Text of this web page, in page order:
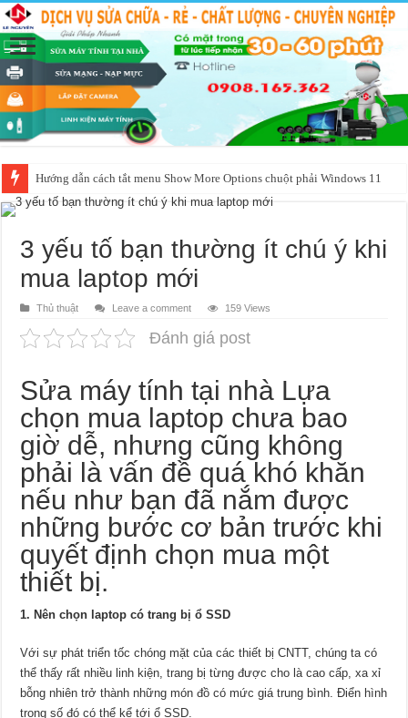
Hướng dẫn cách tắt menu Show More Options chuột phải Windows 11
3 yếu tố bạn thường ít chú ý khi
mua laptop mới
Thủ thuật Leave a comment 159 Views
Đánh giá post
Sửa máy tính tại nhà Lựa
chọn mua laptop chưa bao
giờ dễ, nhưng cũng không
phải là vấn đề quá khó khăn
nếu như bạn đã nắm được
những bước cơ bản trước khi
quyết định chọn mua một
thiết bị.
1. Nên chọn laptop có trang bị ổ SSD
Với sự phát triển tốc chóng mặt của các thiết bị CNTT, chúng ta có
thể thấy rất nhiều linh kiện, trang bị từng được cho là cao cấp, xa xỉ
bỗng nhiên trở thành những món đồ có mức giá trung bình. Điển hình
trong số đó có thể kể tới ổSSD